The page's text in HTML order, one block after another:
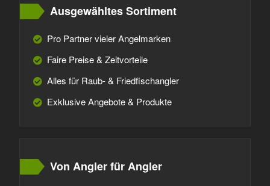
Ausgewähltes Sortiment
Pro Partner vieler Angelmarken
Faire Preise & Zeitvorteile
Alles für Raub- & Friedfischangler
Exklusive Angebote & Produkte
Von Angler für Angler